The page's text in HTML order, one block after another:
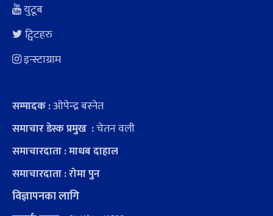
युटूब
ट्विटहरु
इन्स्टाग्राम
सम्पादक :ओपेन्द्र बस्नेत
समाचार डेस्क प्रमुख :चेतन वली
समाचारदाता : माधब दाहाल
समाचारदाता : रोमा पुन
विज्ञापनका लागि